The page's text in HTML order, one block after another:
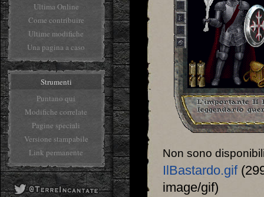
Non sono
IlBastardo.gif‎
image/gif)
Ultima Online
Come contribuire
Ultime modifiche
Una pagina a caso
Strumenti
Puntano qui
Modifiche correlate
Pagine speciali
Versione stampabile
Link permanente